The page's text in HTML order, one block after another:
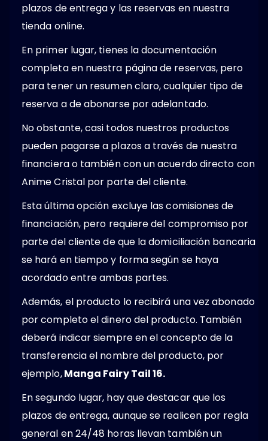
plazos de entrega y las reservas en nuestra
tienda online.
En primer lugar, tienes la documentación
completa en nuestra página de reservas, pero
para tener un resumen claro, cualquier tipo de
reserva a de abonarse por adelantado.
No obstante, casi todos nuestros productos
pueden pagarse a plazos a través de nuestra
financiera o también con un acuerdo directo con
Anime Cristal por parte del cliente.
Esta última opción excluye las comisiones de
financiación, pero requiere del compromiso por
parte del cliente de que la domiciliación bancaria
se hará en tiempo y forma según se haya
acordado entre ambas partes.
Además, el producto lo recibirá una vez abonado
por completo el dinero del producto. También
deberá indicar siempre en el concepto de la
transferencia el nombre del producto, por
ejemplo,Manga Fairy Tail 16.
En segundo lugar, hay que destacar que los
plazos de entrega, aunque se realicen por regla
general en 24/48 horas llevan también un